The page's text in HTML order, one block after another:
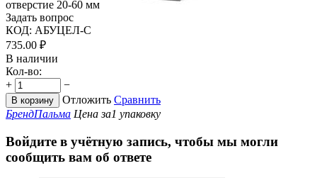
Задать вопрос
КОД: АБУЦЕЛ-С
735.00 ₽
В наличии
Кол-во:
+
−
В корзину Отложить Сравнить
БрендПальма Цена за1 упаковку
Войдите в учётную запись, чтобы мы могли
сообщить вам об ответе